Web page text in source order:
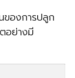
องการปลูก
อย่างมี